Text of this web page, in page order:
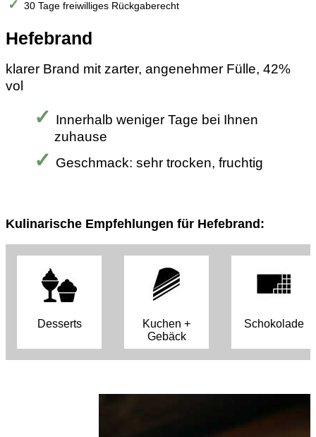
30 Tage freiwilliges Rückgaberecht
Hefebrand
klarer Brand mit zarter, angenehmer Fülle, 42%
vol
Innerhalb weniger Tage bei Ihnen
zuhause
Geschmack: sehr trocken, fruchtig
Kulinarische Empfehlungen für Hefebrand:
Desserts
Kuchen +
Gebäck
Schokolade